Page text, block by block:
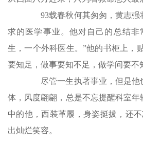
93载春秋何其匆匆，黄志强
求的医学事业。他对自己的总结非
生，一个外科医生。”他的书柜上，
要知足，做事要知不足，做学问要不
尽管一生执著事业，但是他
体，风度翩翩，总是不忘提醒科室
中的他，西装革履，身姿挺拔，还
出灿烂笑容。